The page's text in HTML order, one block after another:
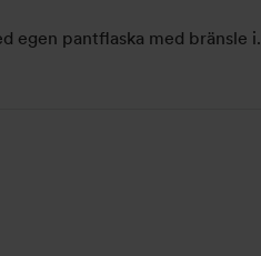
egen pantflaska med bränsle i.